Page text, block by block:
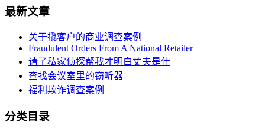
最新文章
关于撬客户的商业调查案例
Fraudulent Orders From A National Retailer
请了私家侦探帮我才明白丈夫是什
查找会议室里的窃听器
福利欺诈调查案例
分类目录